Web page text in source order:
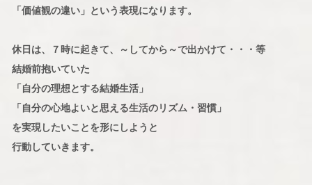
「価値観の違い」という表現になります。
休日は、７時に起きて、～してから～で出かけて・・・等
結婚前抱いていた
「自分の理想とする結婚生活」
「自分の心地よいと思える生活のリズム・習慣」
を実現したいことを形にしようと
行動していきます。